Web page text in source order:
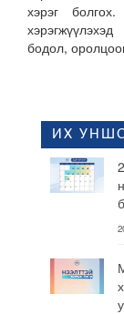
хэрэг
бодол,
ИХ